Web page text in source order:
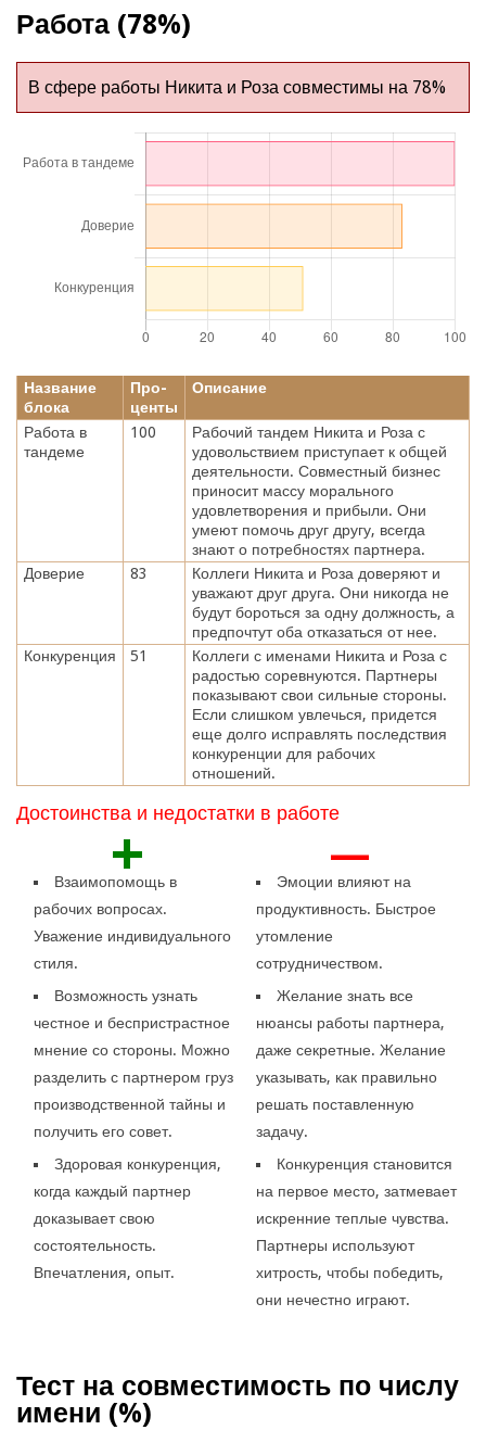
Работа (78%)
В сфере работы Никита и Роза совместимы на 78%
Название
блока
Про-
центы
Описание
Работа в
тандеме
100
Рабочий тандем Никита и Роза с
удовольствием приступает к общей
деятельности. Совместный бизнес
приносит массу морального
удовлетворения и прибыли. Они
умеют помочь друг другу, всегда
знают о потребностях партнера.
Доверие
83
Коллеги Никита и Роза доверяют и
уважают друг друга. Они никогда не
будут бороться за одну должность, а
предпочтут оба отказаться от нее.
Конкуренция
51
Коллеги с именами Никита и Роза с
радостью соревнуются. Партнеры
показывают свои сильные стороны.
Если слишком увлечься, придется
еще долго исправлять последствия
конкуренции для рабочих
отношений.
Достоинства и недостатки в работе
+
Взаимопомощь в
рабочих вопросах.
Уважение индивидуального
стиля.
Возможность узнать
честное и беспристрастное
мнение со стороны. Можно
разделить с партнером груз
производственной тайны и
получить его совет.
Здоровая конкуренция,
когда каждый партнер
доказывает свою
состоятельность.
Впечатления, опыт.
—
Эмоции влияют на
продуктивность. Быстрое
утомление
сотрудничеством.
Желание знать все
нюансы работы партнера,
даже секретные. Желание
указывать, как правильно
решать поставленную
задачу.
Конкуренция становится
на первое место, затмевает
искренние теплые чувства.
Партнеры используют
хитрость, чтобы победить,
они нечестно играют.
Тест на совместимость по числу
имени (%)